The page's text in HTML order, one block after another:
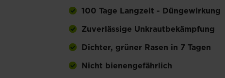
100 Tage Langzeit - Düngewirkung
Zuverlässige Unkrautbekämpfung
Dichter, grüner Rasen in 7 Tagen
Nicht bienengefährlich